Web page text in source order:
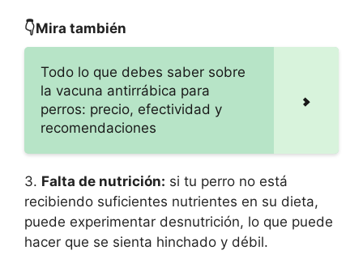
👇Mira también
Todo lo que debes saber sobre
la vacuna antirrábica para
perros: precio, efectividad y
recomendaciones
3. Falta de nutrición: si tu perro no está
recibiendo suficientes nutrientes en su dieta,
puede experimentar desnutrición, lo que puede
hacer que se sienta hinchado y débil.